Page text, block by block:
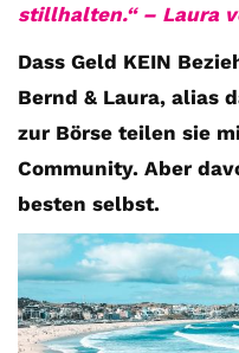
stillhalten.“ – Laura
Dass Geld KEIN
Bernd & Laura, alias
zur Börse teilen sie
Community. Aber
besten selbst.